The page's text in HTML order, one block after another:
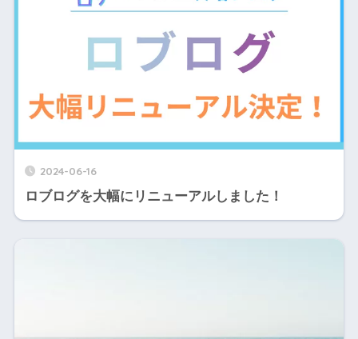
2024-06-16
ロブログを大幅にリニューアルしました！